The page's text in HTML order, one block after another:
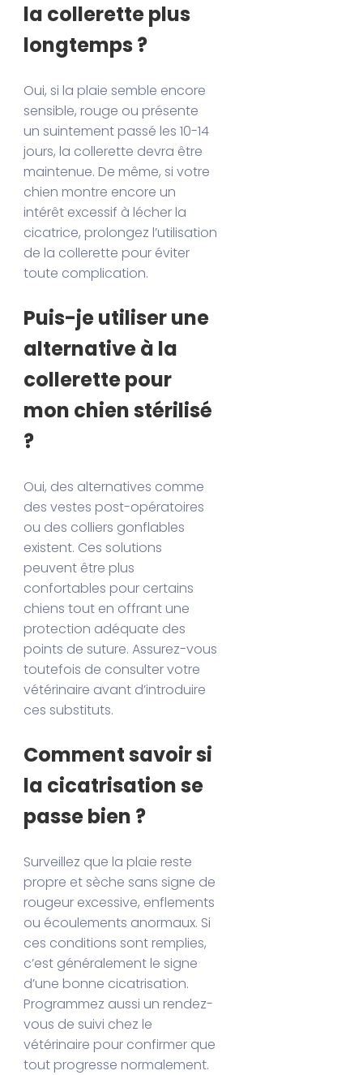
la collerette plus
longtemps ?
Oui, si la plaie semble encore
sensible, rouge ou présente
un suintement passé les 10-14
jours, la collerette devra être
maintenue. De même, si votre
chien montre encore un
intérêt excessif à lécher la
cicatrice, prolongez l’utilisation
de la collerette pour éviter
toute complication.
Puis-je utiliser une
alternative à la
collerette pour
mon chien stérilisé
?
Oui, des alternatives comme
des vestes post-opératoires
ou des colliers gonflables
existent. Ces solutions
peuvent être plus
confortables pour certains
chiens tout en offrant une
protection adéquate des
points de suture. Assurez-vous
toutefois de consulter votre
vétérinaire avant d’introduire
ces substituts.
Comment savoir si
la cicatrisation se
passe bien ?
Surveillez que la plaie reste
propre et sèche sans signe de
rougeur excessive, enflements
ou écoulements anormaux. Si
ces conditions sont remplies,
c’est généralement le signe
d’une bonne cicatrisation.
Programmez aussi un rendez-
vous de suivi chez le
vétérinaire pour confirmer que
tout progresse normalement.